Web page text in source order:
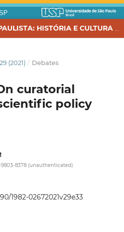
(2021) / Debates
curatorial
policy
8378 (unauthenticated)
1982-02672021v29e33